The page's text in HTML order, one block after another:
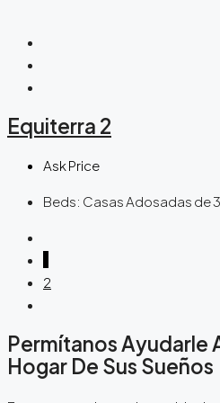
Equiterra 2
Ask Price
Beds: Casas Adosadas de
2
Permítanos Ayudarle
Hogar De Sus Sueños